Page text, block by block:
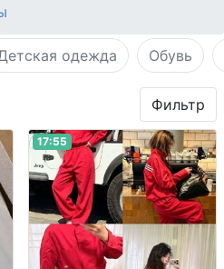
одежда Обувь
Фильтр
17:55